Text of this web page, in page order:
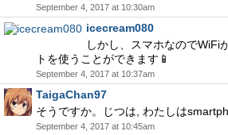
September 4, 2017 at 10:30am
icecream080
しかし、スマホなのでWiFi
トを使うことができます📱
September 4, 2017 at 10:37am
TaigaChan97
そうですか。じつは, わたしは
September 4, 2017 at 10:45am